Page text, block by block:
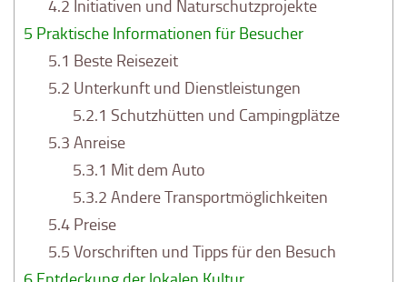
4.2 Initiativen und Naturschutzprojekte
5 Praktische Informationen für Besucher
5.1 Beste Reisezeit
5.2 Unterkunft und Dienstleistungen
5.2.1 Schutzhütten und Campingplätze
5.3 Anreise
5.3.1 Mit dem Auto
5.3.2 Andere Transportmöglichkeiten
5.4 Preise
5.5 Vorschriften und Tipps für den Besuch